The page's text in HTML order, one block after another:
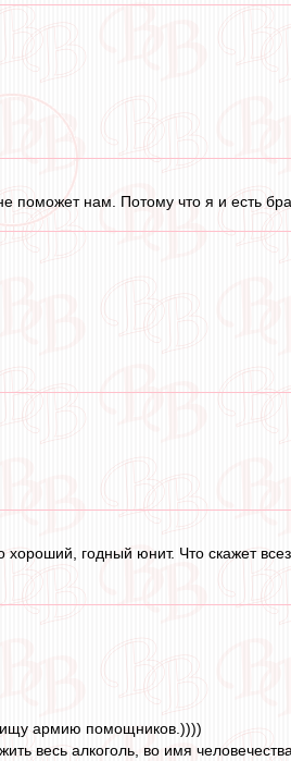
поможет нам. Потому что я и есть
годный юнит. Что скажет
ищу армию помощников.))))
весь алкоголь, во имя